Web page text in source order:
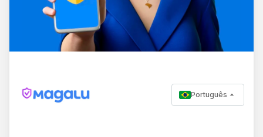
Português